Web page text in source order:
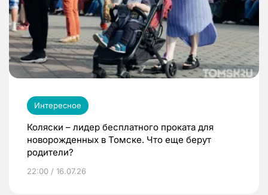
Интересное
Коляски – лидер бесплатного проката для
новорожденных в Томске. Что еще берут
родители?
22:00 / 16.07.26